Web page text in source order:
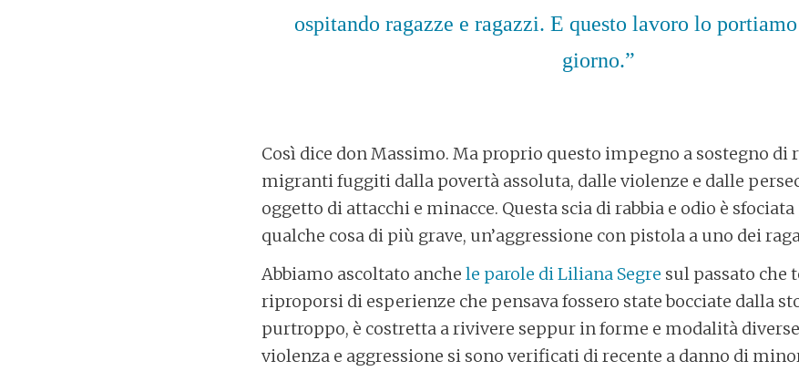
ospitando ragazze e ragazzi. E questo lavoro lo
giorno.”
Così dice don Massimo. Ma proprio questo impegno a sostegno di
migranti fuggiti dalla povertà assoluta, dalle violenze e dalle
oggetto di attacchi e minacce. Questa scia di rabbia e odio è
qualche cosa di più grave, un’aggressione con pistola a uno dei
Abbiamo ascoltato anche le parole di Liliana Segre sul passato che
riproporsi di esperienze che pensava fossero state bocciate dalla
purtroppo, è costretta a rivivere seppur in forme e modalità
violenza e aggressione si sono verificati di recente a danno di